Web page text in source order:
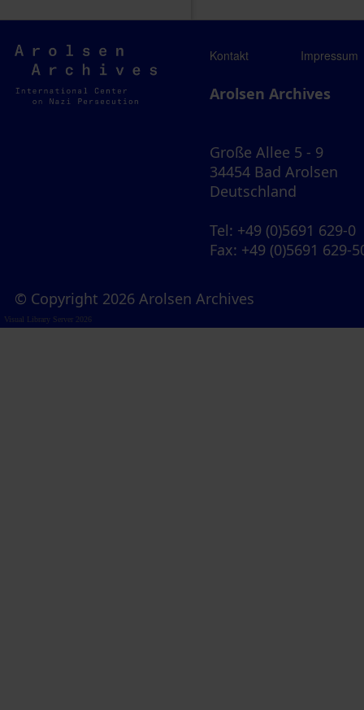
Arolsen
Archives
Kontakt Impressum
Arolsen Archives
Große Allee 5 - 9
34454 Bad Arolsen
Deutschland
Tel: +49 (0)5691 629-0
Fax: +49 (0)5691 629-
© Copyright 2026 Arolsen Archives
Visual Library Server 2026